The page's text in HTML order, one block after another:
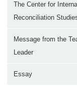
1946年
The Center for
Reconciliation
Message from the
Leader
Essay